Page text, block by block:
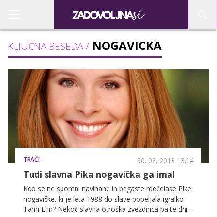
KLJUČNA BESEDA / NOGAVICKA
TRAČI 30. 08. 2013 13.14
Tudi slavna Pika nogavička ga ima!
Kdo se ne spomni navihane in pegaste rdečelase Pike
nogavičke, ki je leta 1988 do slave popeljala igralko
Tami Erin? Nekoč slavna otroška zvezdnica pa te dni